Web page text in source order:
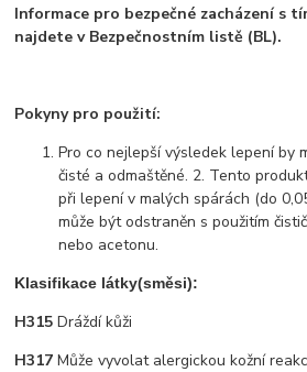
Informace pro bezpečné zacházení s
najdete v Bezpečnostním listě (BL).
Pokyny pro použití:
Pro co nejlepší výsledek lepení by
čisté a odmaštěné. 2. Tento
při lepení v malých spárách (do
může být odstraněn s použitím
nebo acetonu.
Klasifikace látky(směsi):
H315Dráždí kůži
H317Může vyvolat alergickou kožní